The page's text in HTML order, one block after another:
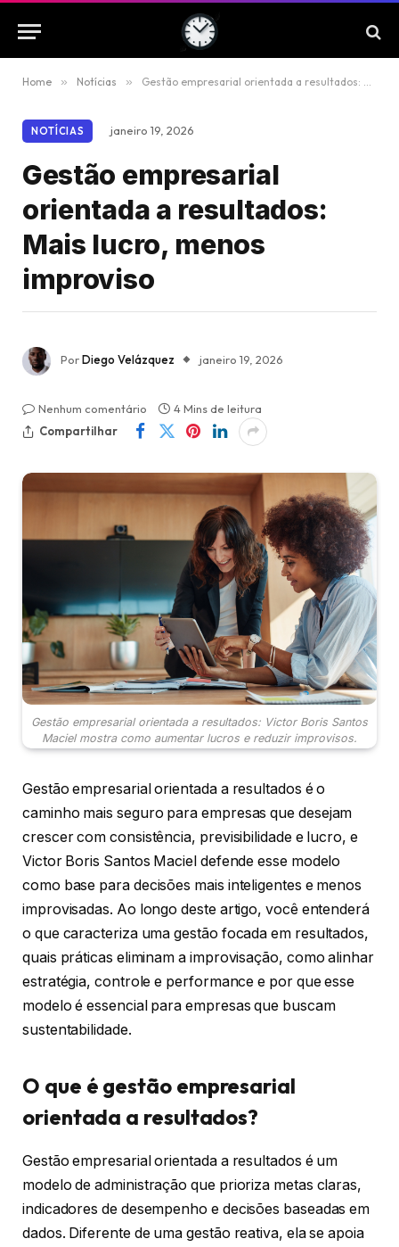
Home » Notícias » Gestão empresarial orientada a resultados: Mais lucro, menos improviso
NOTÍCIAS janeiro 19, 2026
Gestão empresarial
orientada a resultados:
Mais lucro, menos
improviso
PorDiego Velázquez janeiro 19, 2026
Nenhum comentário
4 Mins de leitura
Compartilhar
Gestão empresarial orientada a resultados: Victor Boris Santos
Maciel mostra como aumentar lucros e reduzir improvisos.
Gestão empresarial orientada a resultados é o
caminho mais seguro para empresas que desejam
crescer com consistência, previsibilidade e lucro, e
Victor Boris Santos Maciel defende esse modelo
como base para decisões mais inteligentes e menos
improvisadas. Ao longo deste artigo, você entenderá
o que caracteriza uma gestão focada em resultados,
quais práticas eliminam a improvisação, como alinhar
estratégia, controle e performance e por que esse
modelo é essencial para empresas que buscam
sustentabilidade.
O que é gestão empresarial
orientada a resultados?
Gestão empresarial orientada a resultados é um
modelo de administração que prioriza metas claras,
indicadores de desempenho e decisões baseadas em
dados. Diferente de uma gestão reativa, ela se apoia